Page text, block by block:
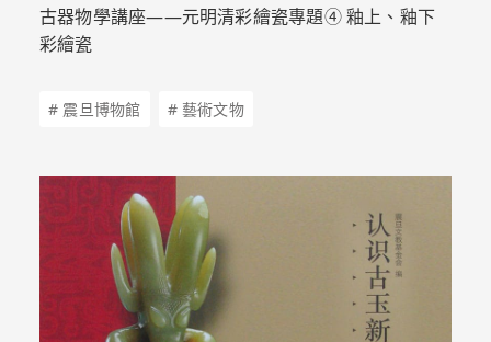
古器物學講座——元明清彩繪瓷專題➃ 釉上、釉下
彩繪瓷
# 震旦博物館 # 藝術文物